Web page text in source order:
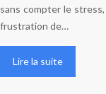
sans compter le
frustration de…
Lire la suite